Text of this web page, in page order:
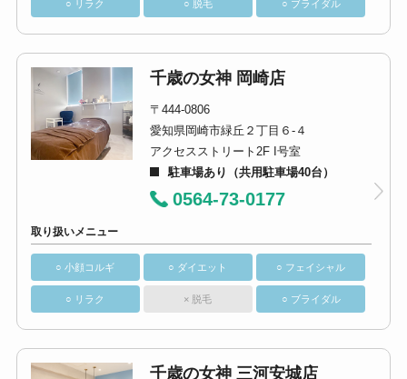
○ リラク ○ 脱毛 ○ ブライダル
千歳の女神 岡崎店
〒444-0806
愛知県岡崎市緑丘２丁目６-４
アクセスストリート2F I号室
駐車場あり（共用駐車場40台）
0564-73-0177
取り扱いメニュー
○ 小顔コルギ ○ ダイエット ○ フェイシャル
○ リラク × 脱毛 ○ ブライダル
千歳の女神 三河安城店